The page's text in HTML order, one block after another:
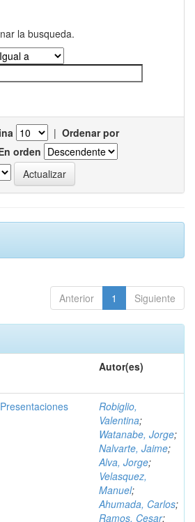
la busqueda.
| Ordenar por
orden
Anterior 1 Siguiente
Autor(es)
Robiglio,
Valentina;
Watanabe, Jorge;
Nalvarte, Jaime;
Alva, Jorge;
Velasquez,
Manuel;
Ahumada, Carlos;
Ramos, Cesar;